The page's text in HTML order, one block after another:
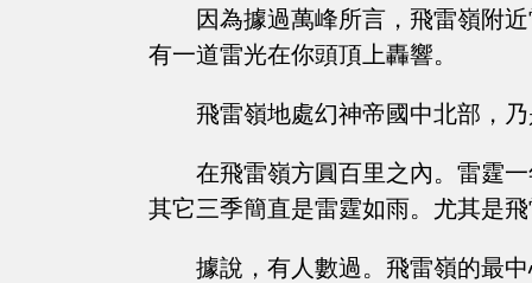
因為據過萬峰所言，飛雷嶺附
有一道雷光在你頭頂上轟響。
飛雷嶺地處幻神帝國中北部，
在飛雷嶺方圓百里之內。雷霆
其它三季簡直是雷霆如雨。尤其是
據說，有人數過。飛雷嶺的最